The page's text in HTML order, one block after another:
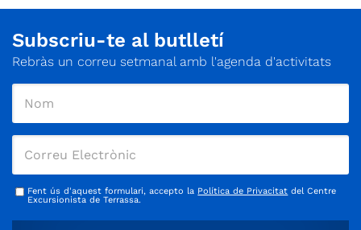
Subscriu-te al butlletí
Rebràs un correu setmanal amb l'agenda d'activitats
Fent ús d'aquest formulari, accepto la Política de Privacitat del Centre
Excursionista de Terrassa.